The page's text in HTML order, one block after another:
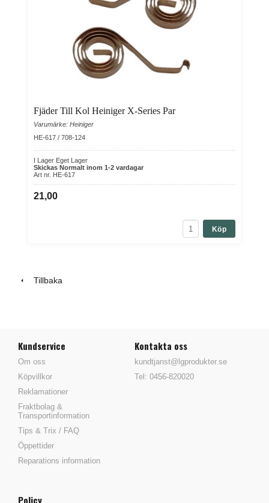
Fjäder Till Kol Heiniger X-Series Par
Varumärke: Heiniger
HE-617 / 708-124
I Lager Eget Lager
Skickas Normalt inom 1-2 vardagar
Art nr. HE-617
21,00
Köp
Tillbaka
Kundservice
Om oss
Köpvillkor
Reklamationer
Fraktbolag &
Transportinformation
Tips & Trix / FAQ
Öppettider
Reparations information
Kontakta oss
kundtjanst@lgprodukter.se
Tel: 0456-820020
Policy